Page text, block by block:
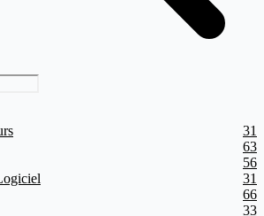
31
63
56
31
66
33